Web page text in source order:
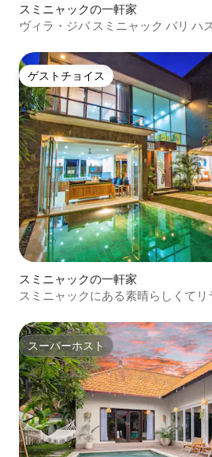
スミニャックの一軒家
ヴィラ・ジバ スミニャック バリ ハ
ゲストチョイス
ゲストチョイス
スミニャックの一軒家
スミニャックにある素晴らしくてリ
スーパーホスト
スーパーホスト